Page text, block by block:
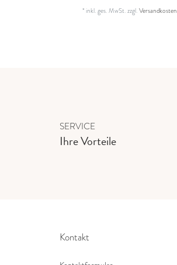
* inkl. ges. MwSt.zzgl.Versandkosten
SERVICE
Ihre Vorteile
Kontakt